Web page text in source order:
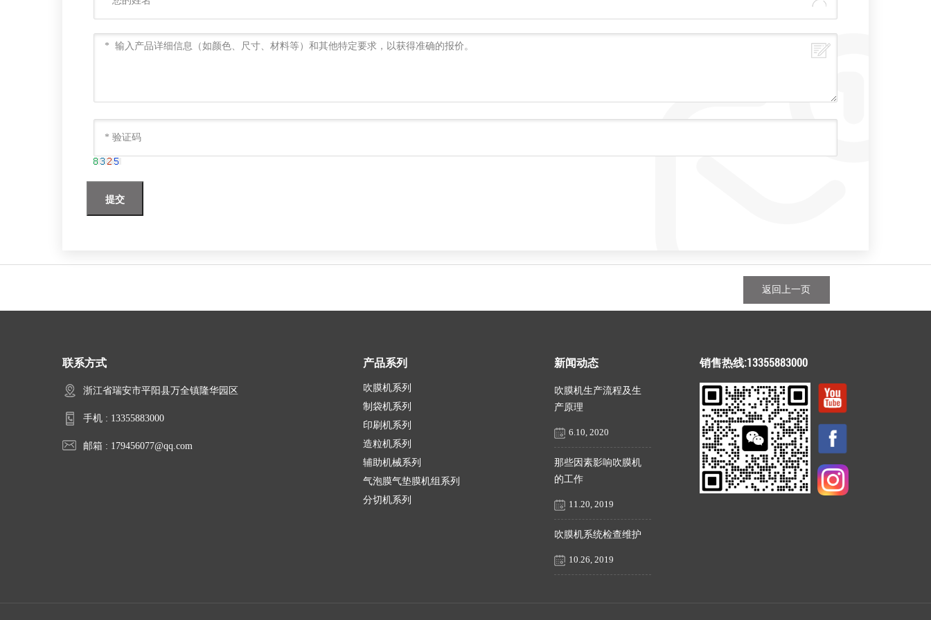
返回上一页
联系方式
浙江省瑞安市平阳县万全镇隆华园区
手机 : 13355883000
邮箱 : 179456077@qq.com
产品系列
吹膜机系列
制袋机系列
印刷机系列
造粒机系列
辅助机械系列
气泡膜气垫膜机组系列
分切机系列
新闻动态
吹膜机生产流程及生
产原理
6.10, 2020
那些因素影响吹膜机
的工作
11.20, 2019
吹膜机系统检查维护
10.26, 2019
销售热线:13355883000